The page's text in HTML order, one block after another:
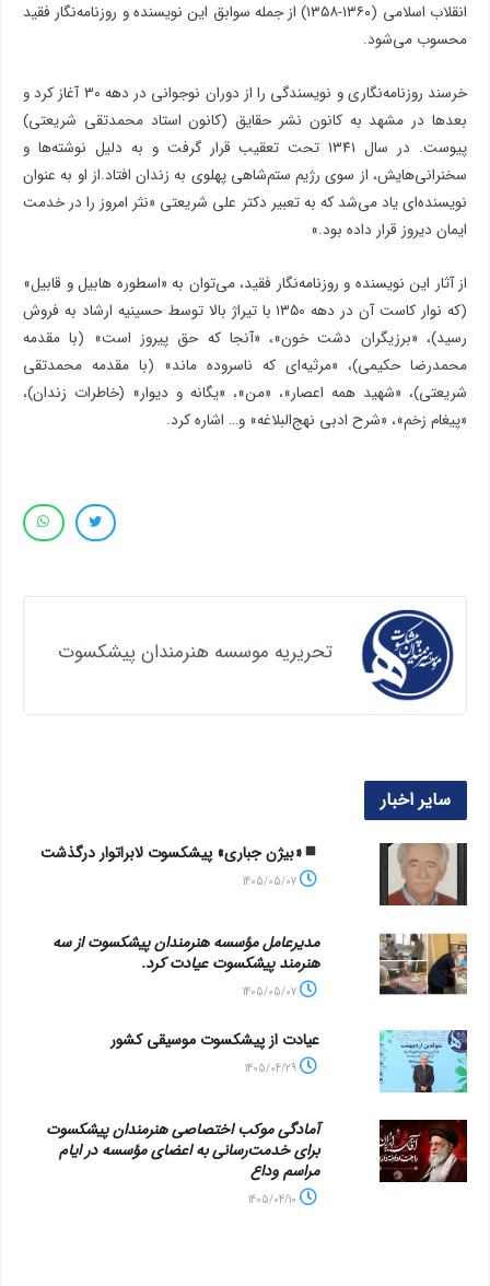
انقلاب اسلامی (١٣٦٠-١٣٥٨) از جمله سوابق این نویسنده و روزنامه‌نگار فقید
محسوب می‌شود.
خرسند روزنامه‌نگاری و نویسندگی را از دوران نوجوانی در دهه ۳۰ آغاز کرد و
بعدها در مشهد به کانون نشر حقایق (کانون استاد محمدتقی شریعتی)
پیوست. در سال ۱۳۴۱ تحت تعقیب قرار گرفت و به دلیل نوشته‌ها و
سخنرانی‌هایش، از سوی رژیم ستم‌شاهی پهلوی به زندان افتاد.از او به عنوان
نویسنده‌ای یاد می‌شد که به تعبیر دکتر علی شریعتی «نثر امروز را در خدمت
ایمان دیروز قرار داده بود.»
از آثار این نویسنده و روزنامه‌نگار فقید، می‌توان به «اسطوره هابیل و قابیل»
(که نوار کاست آن در دهه ١٣٥٠ با تیراژ بالا توسط حسینیه ارشاد به فروش
رسید)، «برزیگران دشت خون»، «آنجا که حق پیروز است» (با مقدمه
محمدرضا حکیمی)، «مرثیه‌ای که ناسروده ماند» (با مقدمه محمدتقی
شریعتی)، «شهید همه اعصار»، «من»، «یگانه و دیوار» (خاطرات زندان)،
«پیغام زخم»، «شرح ادبی نهج‌البلاغه» و… اشاره کرد.
تحریریه موسسه هنرمندان پیشکسوت
سایر اخبار
«بیژن جباری» پیشکسوت لابراتوار درگذشت
مدیرعامل مؤسسه هنرمندان پیشکسوت از سه
هنرمند پیشکسوت عیادت کرد.
عیادت از پیشکسوت موسیقی کشور
آمادگی موکب اختصاصی هنرمندان پیشکسوت
برای خدمت‌رسانی به اعضای مؤسسه در ایام
مراسم وداع